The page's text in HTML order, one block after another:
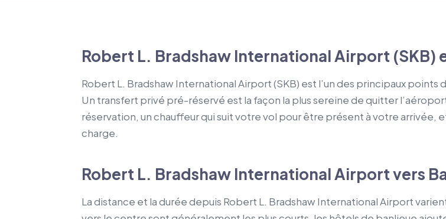
Robert L. Bradshaw International Airport (SKB)
Robert L. Bradshaw International Airport (SKB) est l’un des principaux
Un transfert privé pré-réservé est la façon la plus sereine de quitter
réservation, un chauffeur qui suit votre vol pour être présent à votre arrivée,
charge.
Robert L. Bradshaw International Airport vers
La distance et la durée depuis Robert L. Bradshaw International Airport